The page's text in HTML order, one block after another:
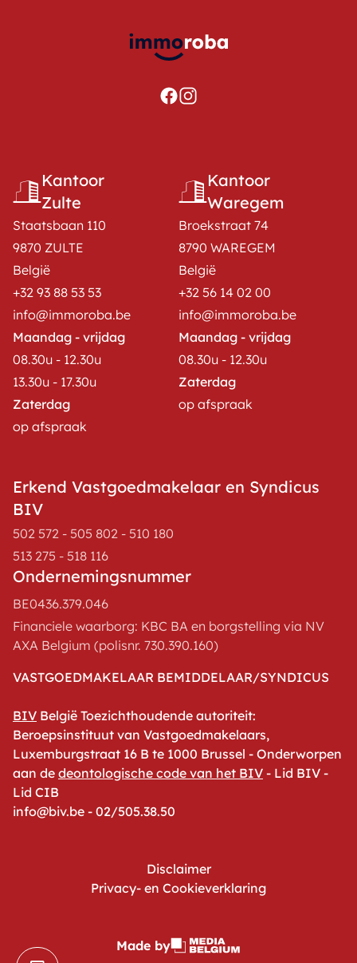
Kantoor
Zulte
Staatsbaan 110
9870 ZULTE
België
+32 93 88 53 53
info@immoroba.be
Maandag - vrijdag
08.30u - 12.30u
13.30u - 17.30u
Zaterdag
op afspraak
Kantoor
Waregem
Broekstraat 74
8790 WAREGEM
België
+32 56 14 02 00
info@immoroba.be
Maandag - vrijdag
08.30u - 12.30u
Zaterdag
op afspraak
Erkend Vastgoedmakelaar en Syndicus
BIV
502 572 - 505 802 - 510 180
513 275 - 518 116
Ondernemingsnummer
BE0436.379.046
Financiele waarborg: KBC BA en borgstelling via NV
AXA Belgium (polisnr. 730.390.160)
VASTGOEDMAKELAAR BEMIDDELAAR/SYNDICUS
BIV België Toezichthoudende autoriteit:
Beroepsinstituut van Vastgoedmakelaars,
Luxemburgstraat 16 B te 1000 Brussel - Onderworpen
aan de deontologische code van het BIV - Lid BIV -
Lid CIB
info@biv.be - 02/505.38.50
Disclaimer
Privacy- en Cookieverklaring
Made by